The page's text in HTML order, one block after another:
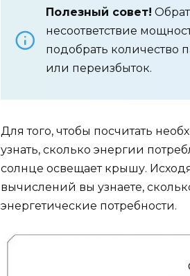
Полезный совет!
несоответствие
подобрать количество
или переизбыток.
Для того, чтобы посчитать
узнать, сколько энергии
солнце освещает крышу.
вычислений вы узнаете,
энергетические потребности.